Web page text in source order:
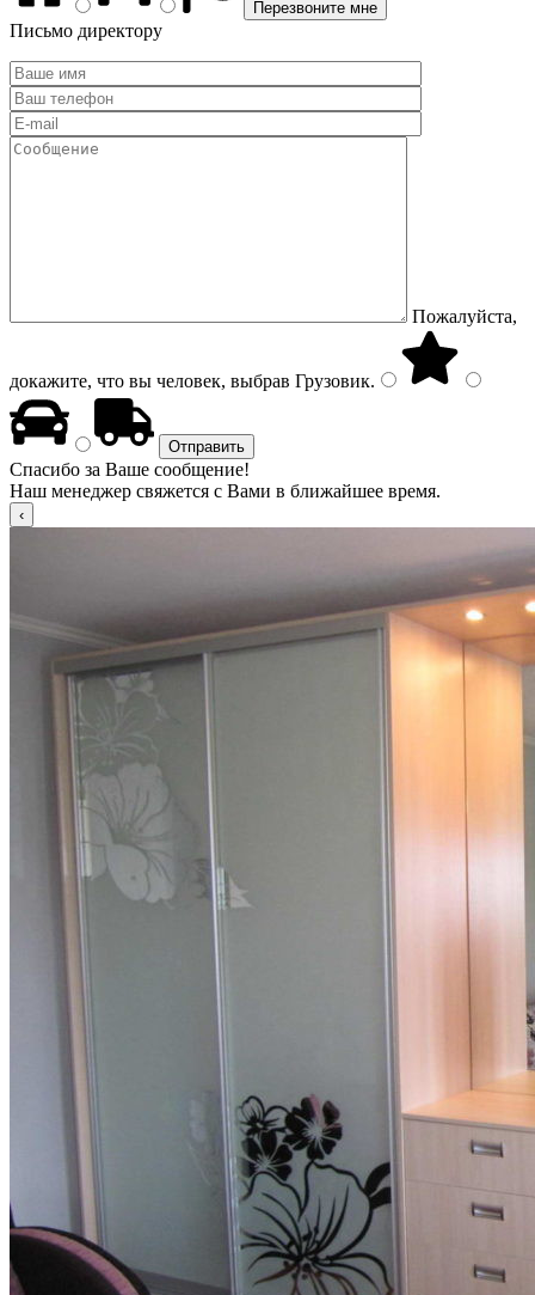
Письмо директору
Пожалуйста,
докажите, что вы человек, выбрав Грузовик.
Спасибо за Ваше сообщение!
Наш менеджер свяжется с Вами в ближайшее время.